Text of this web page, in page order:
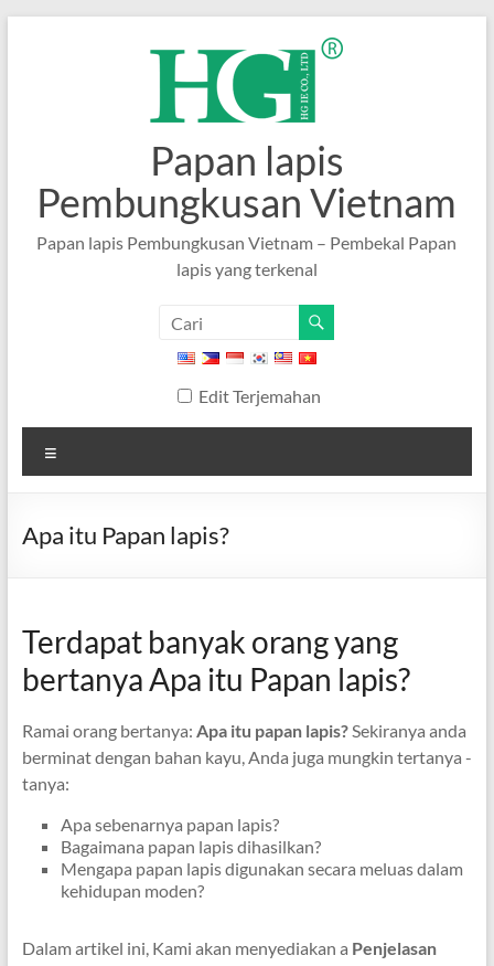
Papan lapis
Pembungkusan Vietnam
Papan lapis Pembungkusan Vietnam – Pembekal Papan
lapis yang terkenal
Edit Terjemahan
Apa itu Papan lapis?
Terdapat banyak orang yang
bertanya Apa itu Papan lapis?
Ramai orang bertanya: Apa itu papan lapis?Sekiranya anda
berminat dengan bahan kayu, Anda juga mungkin tertanya -
tanya:
Apa sebenarnya papan lapis?
Bagaimana papan lapis dihasilkan?
Mengapa papan lapis digunakan secara meluas dalam
kehidupan moden?
Dalam artikel ini, Kami akan menyediakan a Penjelasan